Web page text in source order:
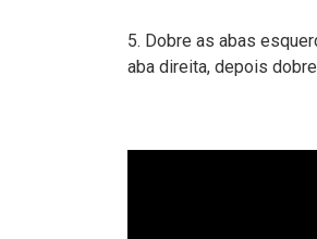
5. Dobre as abas
aba direita, depois